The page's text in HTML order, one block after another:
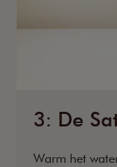
3: De
Warm het